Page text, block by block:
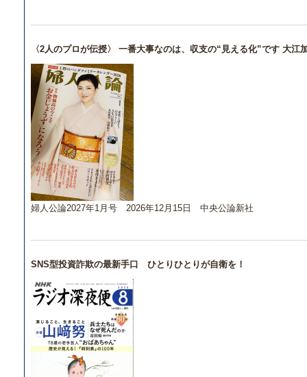
〈2人のプロが伝授〉 一番大事なのは、収支の“見える化”です 大江
婦人公論2027年1月号 2026年12月15日 中央公論新社
SNS型投資詐欺の最新手口 ひとりひとりが自衛を！